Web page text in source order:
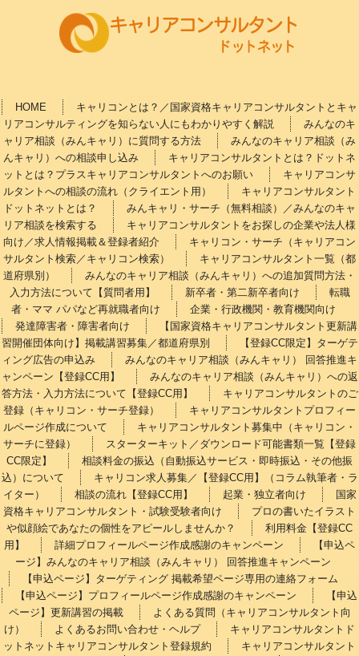
HOME
キャリコンとは？／国家資格キャリアコンサルタントとキャ
リアコンサルティングを知らない人にもわかりやすく解説
みんなのキ
ャリア相談（みんキャリ）に質問する方法
みんなのキャリア相談（み
んキャリ）への相談申し込み
キャリアコンサルタントとは？ドットネ
ットとは？プラスキャリアコンサルタントへのお願い
キャリアコンサ
ルタントへの相談の流れ（クライエント用）
キャリアコンサルタント
ドットネットとは？
みんキャリ・サーチ（無料相談）／みんなのキャ
リア相談を検索する
キャリアコンサルタントをお探しの企業や法人様
向け／求人情報掲載＆登録者紹介
キャリコン・サーチ（キャリアコン
サルタント検索／キャリコン検索）
キャリアコンサルタント一覧（都
道府県別）
みんなのキャリア相談（みんキャリ）への追加質問方法・
入力方法について【質問者用】
新卒者・第二新卒者向け
転職
者・ママ パパなど再就職者向け
企業・行政機関・教育機関向け
発達障害者・障害者向け
【国家資格キャリアコンサルタント更新講
習開催団体向け】掲載講習募集／都道府県別
【登録CC限定】ターゲテ
ィング広告の申込み
みんなのキャリア相談（みんキャリ） 回答推進キ
ャンペーン【登録CC用】
みんなのキャリア相談（みんキャリ）への返
答方法・入力方法について【登録CC用】
キャリアコンサルタントのご
登録（キャリコン・サーチ登録）
キャリアコンサルタントプロフィー
ルページ作成について
キャリアコンサルタント募集中（キャリコン・
サーチに登録）
スターターキット／ダウンロード可能書類一覧【登録
CC限定】
相談料金の振込（自動振込サービス・即時振込・その他振
込）について
キャリコン求人募集／【登録CC用】（コラム執筆者・ラ
イター）
相談の流れ【登録CC用】 起業・独立者向け
国家
資格キャリアコンサルタント・試験受験者向け
プロの書いたイラスト
や似顔絵であなたの個性をアピールしませんか？
利用料金【登録CC
用】
詳細プロフィールページ作成感謝のキャンペーン
【申込ペ
ージ】みんなのキャリア相談（みんキャリ） 回答推進キャンペーン
【申込ページ】ターゲティング 掲載希望ページ専用の連絡フォーム
【申込ページ】プロフィールページ作成感謝のキャンペーン
【申込
ページ】更新講習の掲載
よくある質問（キャリアコンサルタント向
け）
よくあるお問い合わせ・ヘルプ
キャリアコンサルタントド
ットネットキャリアコンサルタント登録規約
キャリアコンサルタント